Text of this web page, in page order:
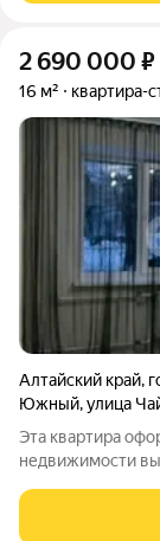
2 690 000 ₽
16 м² квартира-
Алтайский край,
Южный,улица
Эта квартира
недвижимости вы получаете именно квартиру, а не долю.
комнате сделана